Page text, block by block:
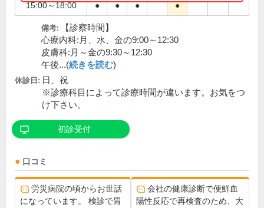
15:00～18:00 ● ● ● ●
備考:
【診察時間】
心療内科:月、水、金の9:00～12:30
皮膚科:月～金の9:30～12:30
午後...(続きを読む)
休診日: 日、祝
※診療科目によって診療時間が違います。お気をつ
け下さい。
初診受付
口コミ
労災病院の頃からお世話
になっています。 検診で胃
会社の健康診断で便鮮血
陽性反応で再検査のため、大